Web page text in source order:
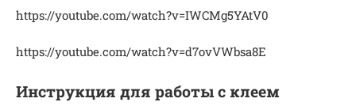
https://youtube.com/watch?v=IWCMg5YAtV0
https://youtube.com/watch?v=d7ovVWbsa8E
Инструкция для работы с клеем